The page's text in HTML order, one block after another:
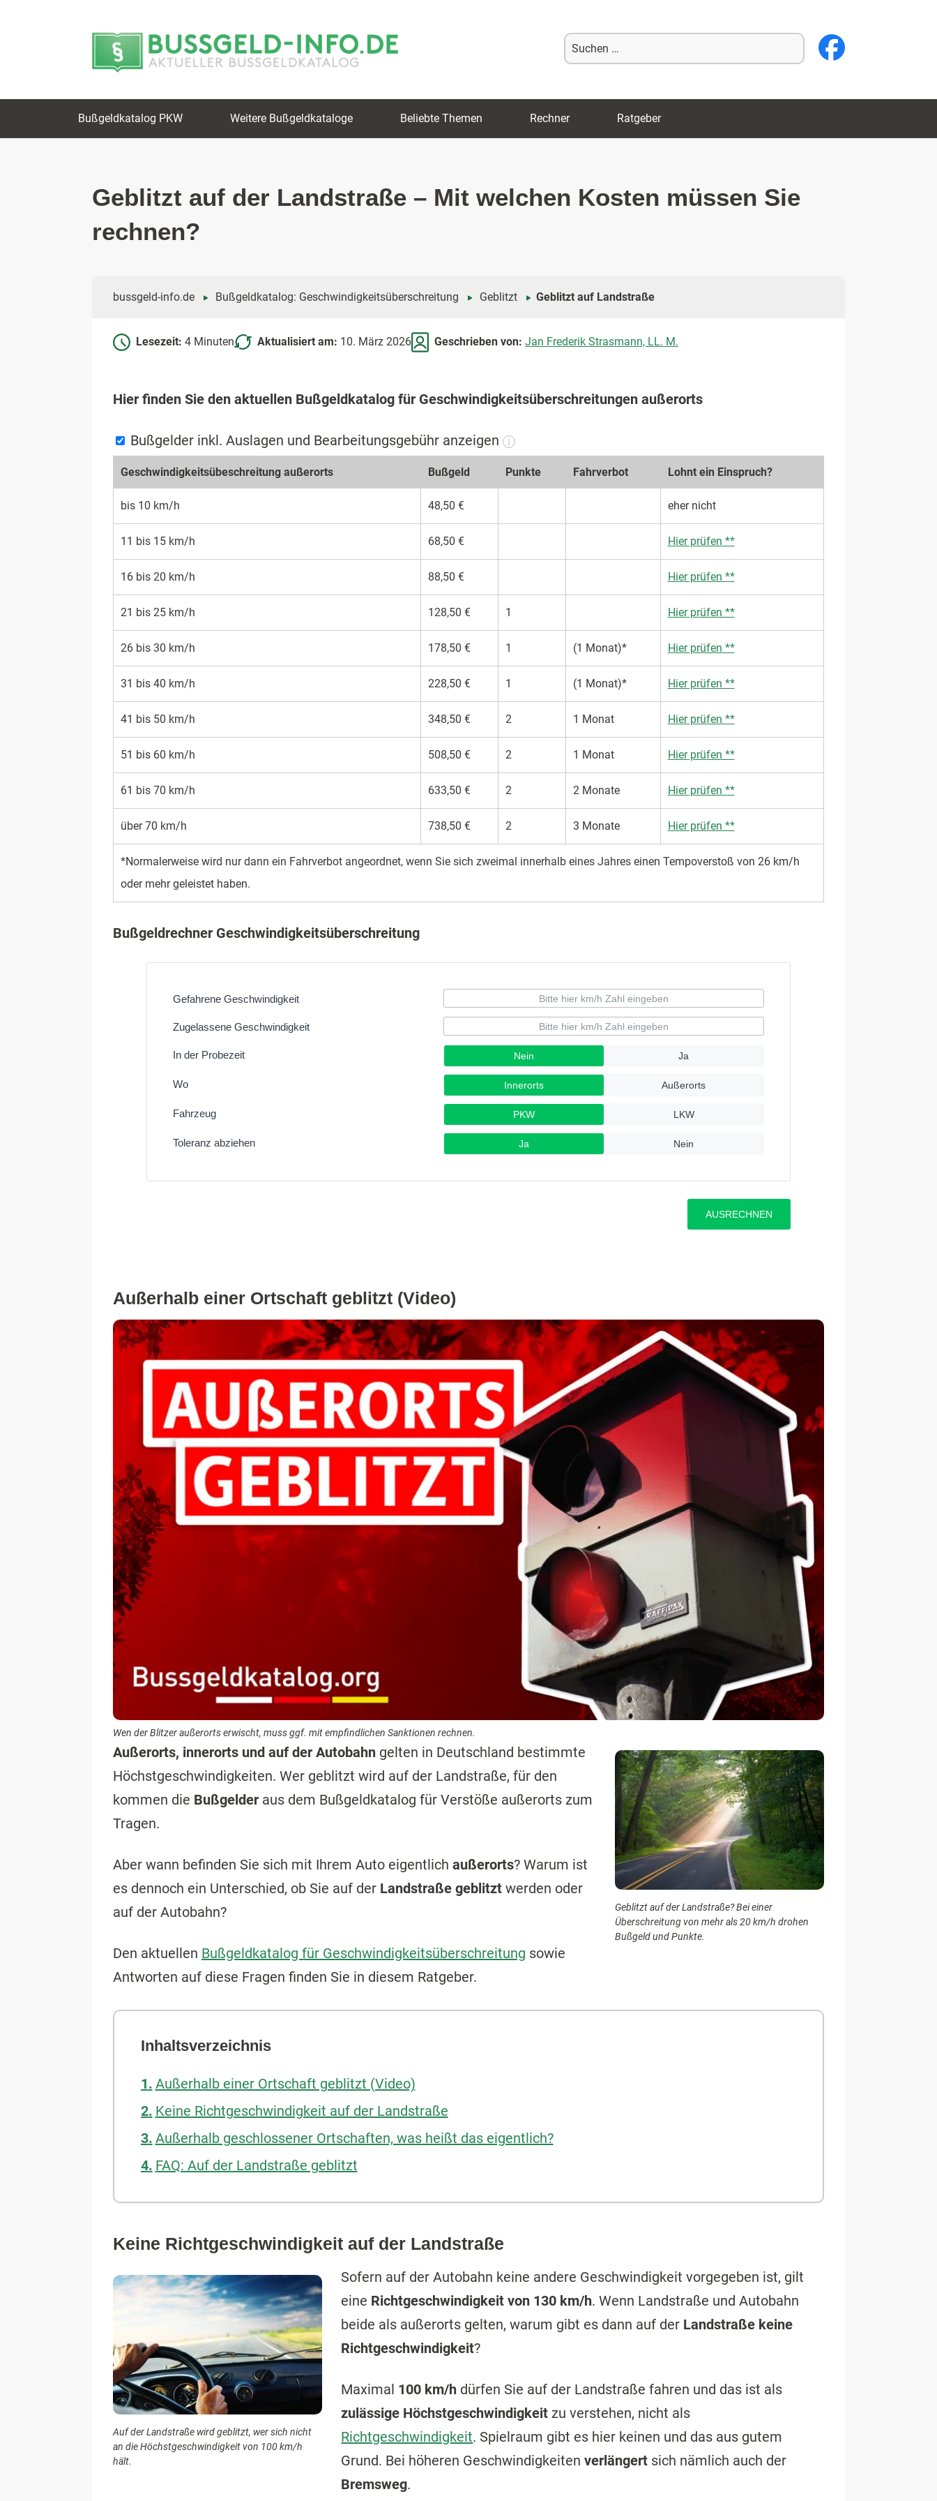
Suche
nach:
Bußgeldkatalog PKW Weitere Bußgeldkataloge Beliebte Themen Rechner Ratgeber
Geblitzt auf der Landstraße – Mit welchen Kosten müssen Sie
rechnen?
bussgeld-info.de Bußgeldkatalog: Geschwindigkeitsüberschreitung Geblitzt Geblitzt auf Landstraße
Lesezeit: 4 Minuten Aktualisiert am: 10. März 2026 Geschrieben von: Jan Frederik Strasmann, LL. M.
Hier finden Sie den aktuellen Bußgeldkatalog für Geschwindigkeitsüberschreitungen außerorts
Bußgelder inkl. Auslagen und Bearbeitungsgebühr anzeigen i
Geschwin­digkeits­übeschrei­tung außerorts Bußgeld Punkte Fahr­verbot Lohnt ein Einspruch?
bis 10 km/h 48,50 € eher nicht
11 bis 15 km/h 68,50 € Hier prüfen **
16 bis 20 km/h 88,50 € Hier prüfen **
21 bis 25 km/h 128,50 € 1 Hier prüfen **
26 bis 30 km/h 178,50 € 1 (1 Monat)* Hier prüfen **
31 bis 40 km/h 228,50 € 1 (1 Monat)* Hier prüfen **
41 bis 50 km/h 348,50 € 2 1 Monat Hier prüfen **
51 bis 60 km/h 508,50 € 2 1 Monat Hier prüfen **
61 bis 70 km/h 633,50 € 2 2 Monate Hier prüfen **
über 70 km/h 738,50 € 2 3 Monate Hier prüfen **
*Normalerweise wird nur dann ein Fahrverbot angeordnet, wenn Sie sich zweimal innerhalb eines Jahres einen Tempoverstoß von 26 km/h
oder mehr geleistet haben.
Bußgeldrechner Geschwindigkeitsüberschreitung
Außerhalb einer Ortschaft geblitzt (Video)
Wen der Blitzer außerorts erwischt, muss ggf. mit empfindlichen Sanktionen rechnen.
Geblitzt auf der Landstraße? Bei einer
Überschreitung von mehr als 20 km/h drohen
Bußgeld und Punkte.
Außerorts, innerorts und auf der Autobahn gelten in Deutschland bestimmte
Höchstgeschwindigkeiten. Wer geblitzt wird auf der Landstraße, für den
kommen die Bußgelder aus dem Bußgeldkatalog für Verstöße außerorts zum
Tragen.
Aber wann befinden Sie sich mit Ihrem Auto eigentlich außerorts? Warum ist
es dennoch ein Unterschied, ob Sie auf der Landstraße geblitzt werden oder
auf der Autobahn?
Den aktuellen Bußgeldkatalog für Geschwindigkeitsüberschreitung sowie
Antworten auf diese Fragen finden Sie in diesem Ratgeber.
Inhaltsverzeichnis
Außerhalb einer Ortschaft geblitzt (Video)
Keine Richtgeschwindigkeit auf der Landstraße
Außerhalb geschlossener Ortschaften, was heißt das eigentlich?
FAQ: Auf der Landstraße geblitzt
Keine Richtgeschwindigkeit auf der Landstraße
Auf der Landstraße wird geblitzt, wer sich nicht
an die Höchstgeschwindigkeit von 100 km/h
hält.
Sofern auf der Autobahn keine andere Geschwindigkeit vorgegeben ist, gilt
eine Richtgeschwindigkeit von 130 km/h. Wenn Landstraße und Autobahn
beide als außerorts gelten, warum gibt es dann auf der Landstraße keine
Richtgeschwindigkeit?
Maximal 100 km/h dürfen Sie auf der Landstraße fahren und das ist als
zulässige Höchstgeschwindigkeit zu verstehen, nicht als
Richtgeschwindigkeit. Spielraum gibt es hier keinen und das aus gutem
Grund. Bei höheren Geschwindigkeitenverlängert sich nämlich auch der
Bremsweg.